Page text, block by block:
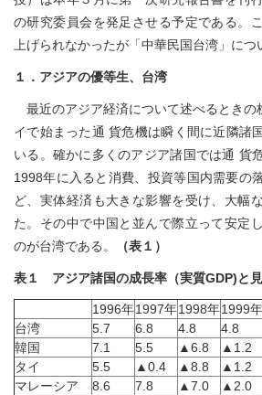
の研究委員会を発足させる予定である。
上げられなかったが「中華民国台湾」につ
１．アジアの優等生、台湾
最近のアジア経済について述べるときの
イで始まった通 貨危機は瞬く間に近隣諸
いる。確かに多くのアジア諸国では通 貨
1998年に入ると消費、投資等国内需要の
ど、実体経済も大きな影響を受け、大幅
た。その中で中国と並んで際立って安定
のが台湾である。
（表１）
表１ アジア諸国の成長率（実質GDP)と
1996年1997年1998年1999年
台湾
5.7 6.8 4.8 4.8
韓国
7.1 5.5 ▲6.8 ▲1.2
タイ
5.5 ▲0.4 ▲8.8 ▲1.2
マレーシア
8.6 7.8 ▲7.0 ▲2.0